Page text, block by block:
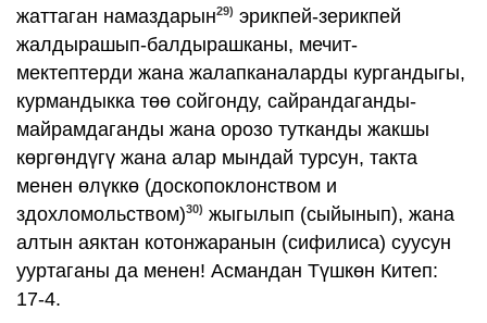
жаттаган намаздарын29) эрикпей-зерикпей
жалдырашып-балдырашканы, мечит-
мектептерди жана жалапканаларды кургандыгы,
курмандыкка төө сойгонду, сайрандаганды-
майрамдаганды жана орозо тутканды жакшы
көргөндүгү жана алар мындай турсун, такта
менен өлүккө (доскопоклонством и
здохломольством)30) жыгылып (сыйынып), жана
алтын аяктан котонжаранын (сифилиса) суусун
ууртаганы да менен! Асмандан Түшкөн Китеп:
17-4.